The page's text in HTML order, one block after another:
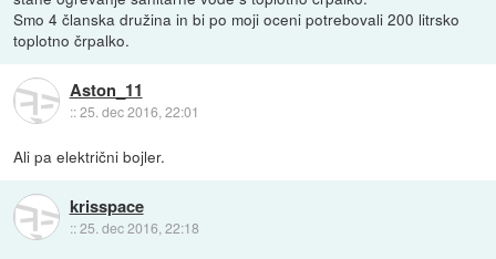
Smo 4 članska družina in bi po moji oceni potrebovali 200 litrsko
toplotno črpalko.
Aston_11
::25. dec 2016, 22:01
Ali pa električni bojler.
krisspace
::25. dec 2016, 22:18